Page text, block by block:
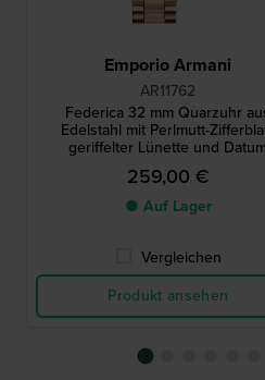
Emporio Armani
AR11762
Federica 32 mm Quarzuhr
Edelstahl mit Perlmutt-
geriffelter Lünette und
259,00 €
● Auf Lager
Vergleichen
Produkt ansehen